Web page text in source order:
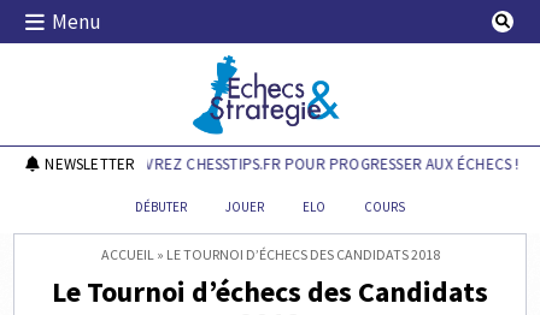
Skip
Menu
Echecs & Stratégie
NEWSLETTER
DÉCOUVREZ CHESSTIPS.FR POUR PROGRESSER AUX ÉCHECS !
DÉBUTER JOUER ELO COURS
ACCUEIL» LE TOURNOI D’ÉCHECS DES CANDIDATS 2018
Le Tournoi d’échecs des Candidats